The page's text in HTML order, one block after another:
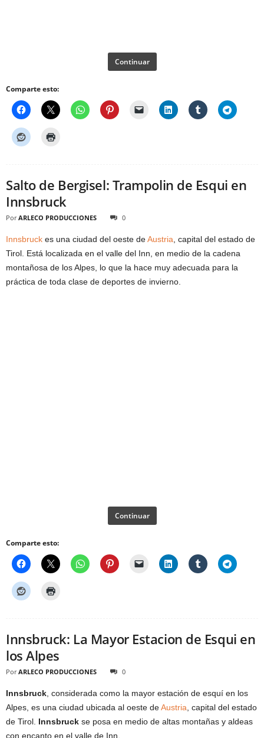
Continuar
Comparte esto:
Salto de Bergisel: Trampolin de Esqui en
Innsbruck
Por ARLECO PRODUCCIONES 0
Innsbruck es una ciudad del oeste deAustria , capital del estado de
Tirol. Está localizada en el valle del Inn, en medio de la cadena
montañosa de los Alpes, lo que la hace muy adecuada para la
práctica de toda clase de deportes de invierno.
Continuar
Comparte esto:
Innsbruck: La Mayor Estacion de Esqui en
los Alpes
Por ARLECO PRODUCCIONES 0
Innsbruck , considerada como la mayor estación de esquí en los
Alpes, es una ciudad ubicada al oeste deAustria , capital del estado
de Tirol. Innsbruck se posa en medio de altas montañas y aldeas
con encanto en el valle de Inn.